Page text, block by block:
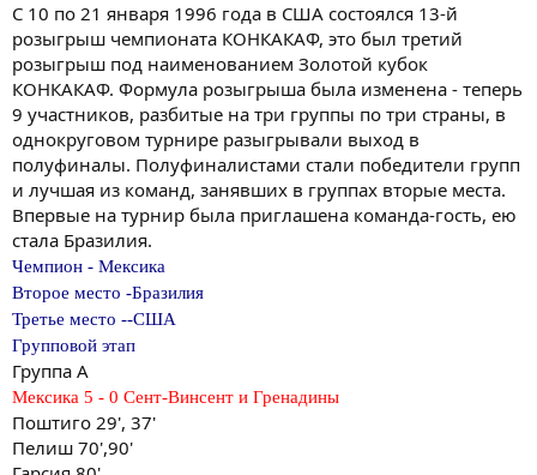
С 10 по 21 января 1996 года в США состоялся 13-й
розыгрыш чемпионата КОНКАКАФ, это был третий
розыгрыш под наименованием Золотой кубок
КОНКАКАФ. Формула розыгрыша была изменена - теперь
9 участников, разбитые на три группы по три страны, в
однокруговом турнире разыгрывали выход в
полуфиналы. Полуфиналистами стали победители групп
и лучшая из команд, занявших в группах вторые места.
Впервые на турнир была приглашена команда-гость, ею
стала Бразилия.
Чемпион - Мексика
Второе место -Бразилия
Третье место --США
Групповой этап
Группа A
Мексика 5 - 0 Сент-Винсент и Гренадины
Поштиго 29', 37'
Пелиш 70',90'